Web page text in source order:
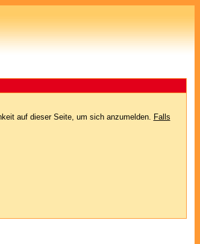
auf dieser Seite, um sich anzumelden. Falls